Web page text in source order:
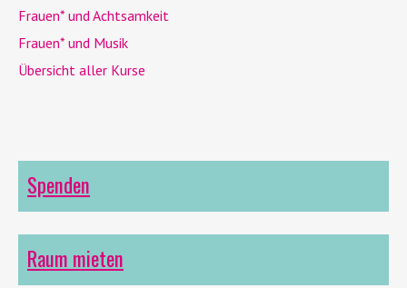
Frauen* und Achtsamkeit
Frauen* und Musik
Übersicht aller Kurse
Spenden
Raum mieten